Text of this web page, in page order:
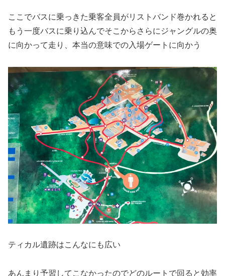
ここでバスに乗っきた乗客全員がリストバンド巻かれると
もう一度バスに乗り込んでそこからさらにジャングルの奥
に向かって走り、本当の意味での入場ゲートに向かう
ティカル遺跡はこんなにも広い
あんまり予習してこなかったのでどのルートで回ると効率